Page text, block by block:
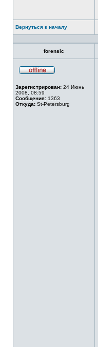
Вернуться к началу
forensic
сети
Зарегистрирован: 24 Июнь
2008, 08:59
Сообщения: 1363
Откуда: St-Petersburg